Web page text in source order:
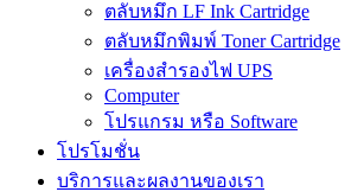
ตลับหมึก LF Ink Cartridge
ตลับหมึกพิมพ์ Toner Cartridge
เครื่องสำรองไฟ UPS
Computer
โปรแกรม หรือ Software
โปรโมชั่น
บริการและผลงานของเรา